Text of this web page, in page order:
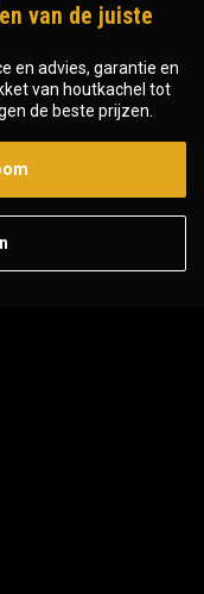
van de juiste
en advies, garantie en
van houtkachel tot
de beste prijzen.